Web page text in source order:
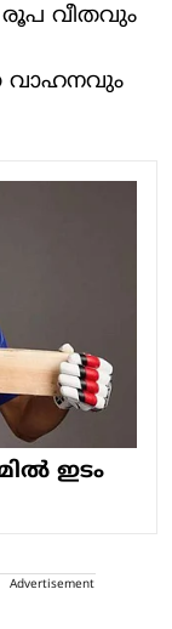
രൂപ വീതവും
വാഹനവും
ഇടം
Advertisement